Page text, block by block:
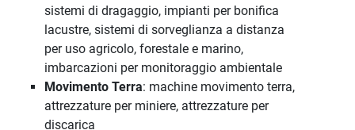
sistemi di dragaggio, impianti per bonifica
lacustre, sistemi di sorveglianza a distanza
per uso agricolo, forestale e marino,
imbarcazioni per monitoraggio ambientale
Movimento Terra: machine movimento terra,
attrezzature per miniere, attrezzature per
discarica